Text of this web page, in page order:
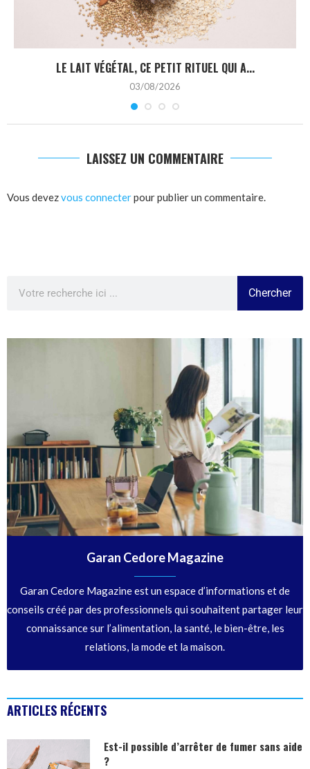
LE LAIT VÉGÉTAL, CE PETIT RITUEL QUI A...
03/08/2026
LAISSEZ UN COMMENTAIRE
Vous devezvous connecterpour publier un commentaire.
Chercher
Garan Cedore Magazine
Garan Cedore Magazine est un espace d’informations et de
conseils créé par des professionnels qui souhaitent partager leur
connaissance sur l’alimentation, la santé, le bien-être, les
relations, la mode et la maison.
ARTICLES RÉCENTS
Est-il possible d’arrêter de fumer sans aide
?